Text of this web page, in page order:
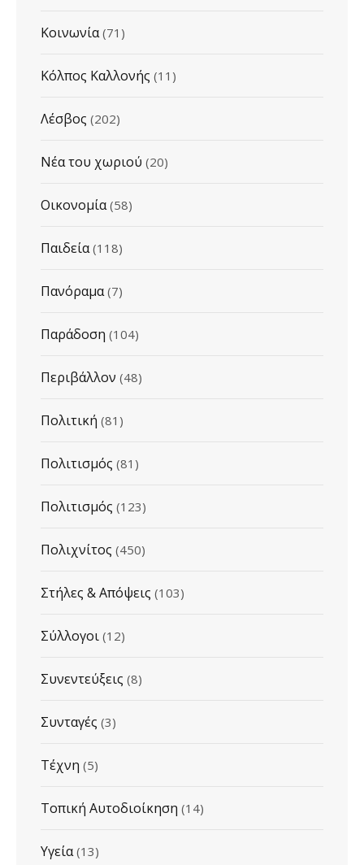
Κοινωνία(71)
Κόλπος Καλλονής (11)
Λέσβος (202)
Νέα του χωριού (20)
Οικονομία(58)
Παιδεία(118)
Πανόραμα(7)
Παράδοση (104)
Περιβάλλον (48)
Πολιτική (81)
Πολιτισμός (81)
Πολιτισμός (123)
Πολιχνίτος (450)
Στήλες & Απόψεις (103)
Σύλλογοι (12)
Συνεντεύξεις (8)
Συνταγές (3)
Τέχνη (5)
Τοπική Αυτοδιοίκηση (14)
Υγεία(13)